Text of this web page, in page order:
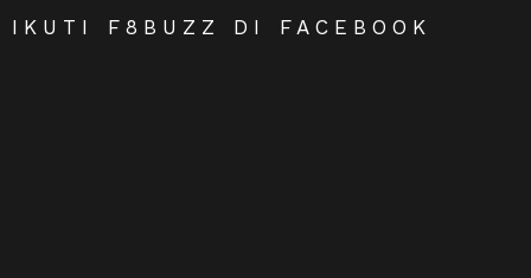
IKUTI F8BUZZ DI FACEBOOK